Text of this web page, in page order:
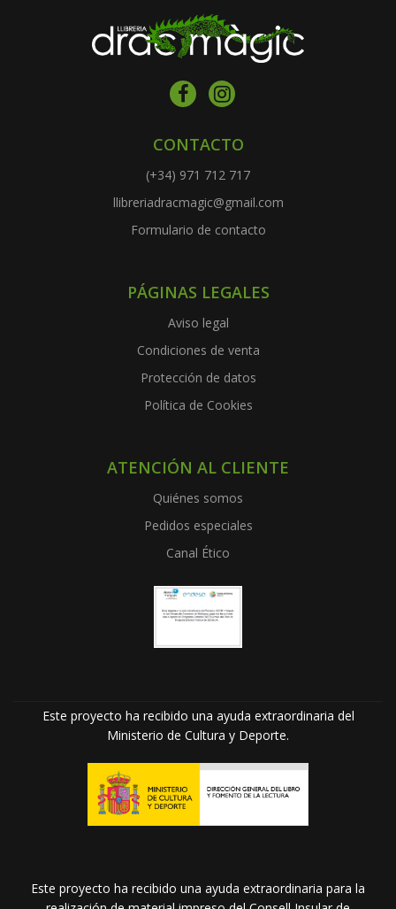
CONTACTO
(+34) 971 712 717
llibreriadracmagic@gmail.com
Formulario de contacto
PÁGINAS LEGALES
Aviso legal
Condiciones de venta
Protección de datos
Política de Cookies
ATENCIÓN AL CLIENTE
Quiénes somos
Pedidos especiales
Canal Ético
Este proyecto ha recibido una ayuda extraordinaria del
Ministerio de Cultura y Deporte.
Este proyecto ha recibido una ayuda extraordinaria para la